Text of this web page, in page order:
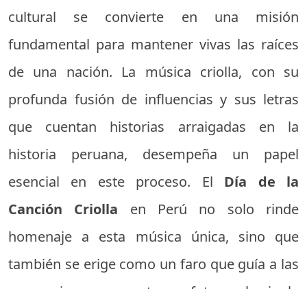
cultural se convierte en una misión
fundamental para mantener vivas las raíces
de una nación. La música criolla, con su
profunda fusión de influencias y sus letras
que cuentan historias arraigadas en la
historia peruana, desempeña un papel
esencial en este proceso. El Día de la
Canción Criolla en Perú no solo rinde
homenaje a esta música única, sino que
también se erige como un faro que guía a las